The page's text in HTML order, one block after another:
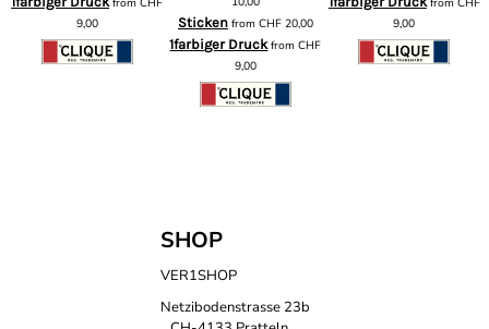
9,00
Stickenfrom CHF20,00
1farbiger DruckfromCHF
9,00
9,00
SHOP
VER1SHOP
Netzibodenstrasse 23b